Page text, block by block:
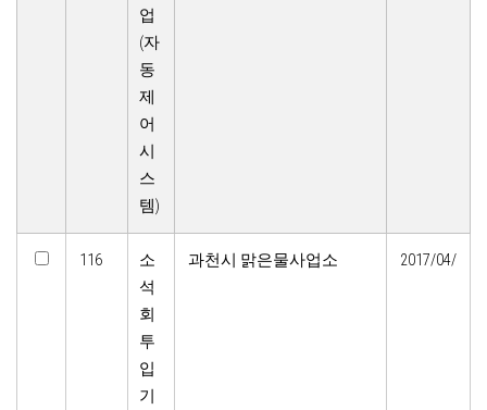
업
(자
동
제
어
시
스
템)
116
소
석
회
투
입
기
과천시 맑은물사업소 2017/04/